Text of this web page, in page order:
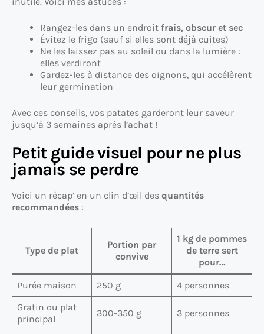
Rangez-les dans un endroit frais, obscur et sec
Évitez le frigo (sauf si elles sont déjà cuites)
Ne les laissez pas au soleil ou dans la lumière :
elles verdiront
Gardez-les à distance des oignons, qui accélèrent
leur germination
Avec ces conseils, vos patates garderont leur saveur
jusqu’à 3 semaines après l’achat !
Petit guide visuel pour ne plus
jamais se perdre
Voici un récap’ en un clin d’œil des quantités
recommandées :
Type de plat
Portion par
convive
1 kg de pommes
de terre sert
pour…
Purée maison 250 g
4 personnes
Gratin ou plat
principal
300-350 g 3 personnes